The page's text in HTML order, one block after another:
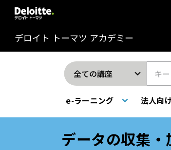
デロイト トーマツ アカデミー
e-ラーニング 法人向
データの収集